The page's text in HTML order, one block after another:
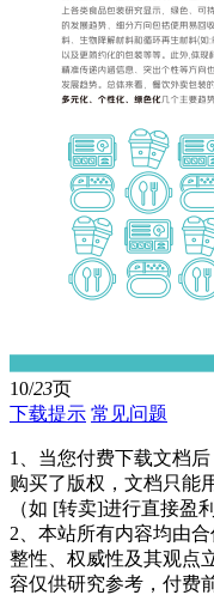
10/23页
下载提示 常见问题
1、当您付费下载文档
购买了版权，文档只能
（如 [转卖]进行直接盈
2、本站所有内容均由
整性、权威性及其观点
容仅供研究参考，付费